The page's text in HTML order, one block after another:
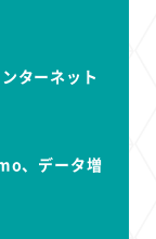
ターネット
、データ増